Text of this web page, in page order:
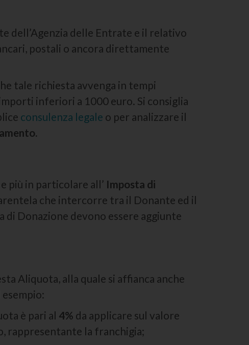
dell’Agenzia delle Entrate e il relativo
postali o ancora direttamente
tale richiesta avvenga in tempi
inferiori a 1000 euro. Si consiglia
consulenza legale o per analizzare il
più in particolare all’ Imposta di
che intercorre tra il Donante ed il
di Donazione devono essere aggiunte
Aliquota, alla quale si affianca anche
è pari al 4% da applicare sul valore
rappresentante la franchigia;